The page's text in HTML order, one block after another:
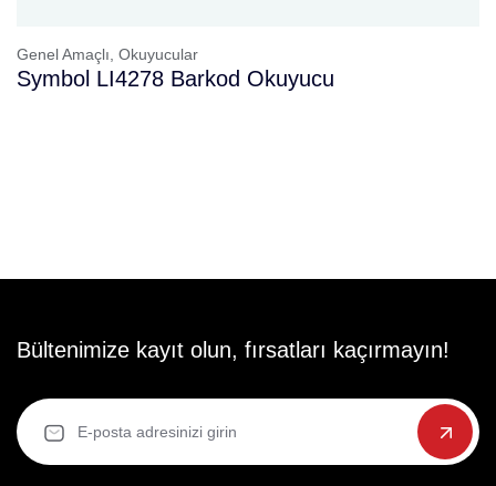
Genel Amaçlı, Okuyucular
Symbol LI4278 Barkod Okuyucu
Bültenimize kayıt olun, fırsatları kaçırmayın!